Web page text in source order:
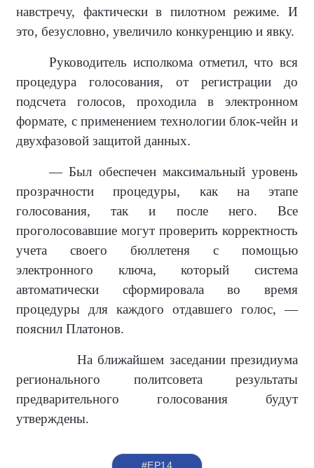
навстречу, фактически в пилотном режиме. И
это, безусловно, увеличило конкуренцию и явку.
Руководитель исполкома отметил, что вся
процедура голосования, от регистрации до
подсчета голосов, проходила в электронном
формате, с применением технологии блок-чейн и
двухфазовой защитой данных.
— Был обеспечен максимальный уровень
прозрачности процедуры, как на этапе
голосования, так и после него. Все
проголосовавшие могут проверить корректность
учета своего бюллетеня с помощью
электронного ключа, который система
автоматически сформировала во время
процедуры для каждого отдавшего голос, —
пояснил Платонов.
На ближайшем заседании президиума
регионального политсовета результаты
предварительного голосования будут
утверждены.
#ЕР14